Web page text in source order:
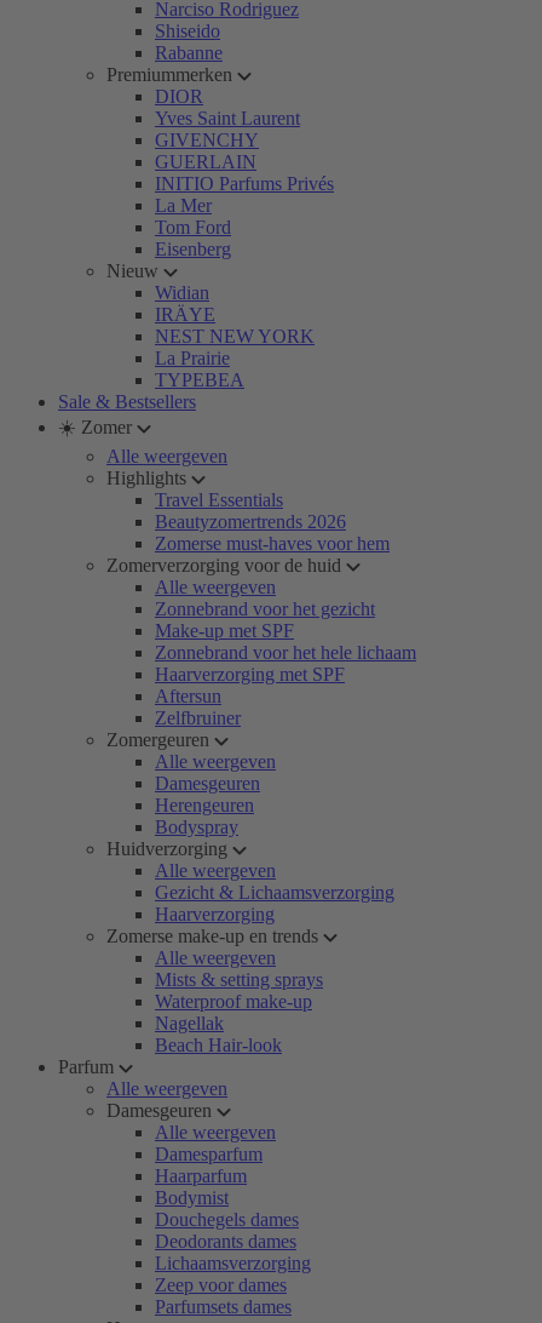
Narciso Rodriguez
Shiseido
Rabanne
Premiummerken
DIOR
Yves Saint Laurent
GIVENCHY
GUERLAIN
INITIO Parfums Privés
La Mer
Tom Ford
Eisenberg
Nieuw
Widian
IRÄYE
NEST NEW YORK
La Prairie
TYPEBEA
Sale & Bestsellers
☀️ Zomer
Alle weergeven
Highlights
Travel Essentials
Beautyzomertrends 2026
Zomerse must-haves voor hem
Zomerverzorging voor de huid
Alle weergeven
Zonnebrand voor het gezicht
Make-up met SPF
Zonnebrand voor het hele lichaam
Haarverzorging met SPF
Aftersun
Zelfbruiner
Zomergeuren
Alle weergeven
Damesgeuren
Herengeuren
Bodyspray
Huidverzorging
Alle weergeven
Gezicht & Lichaamsverzorging
Haarverzorging
Zomerse make-up en trends
Alle weergeven
Mists & setting sprays
Waterproof make-up
Nagellak
Beach Hair-look
Parfum
Alle weergeven
Damesgeuren
Alle weergeven
Damesparfum
Haarparfum
Bodymist
Douchegels dames
Deodorants dames
Lichaamsverzorging
Zeep voor dames
Parfumsets dames